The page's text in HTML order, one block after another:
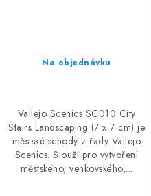
Na objednávku
Vallejo Scenics SC010 City
Stairs Landscaping (7 x 7 cm) je
městské schody z řady Vallejo
Scenics. Slouží pro vytvoření
městského, venkovského,...